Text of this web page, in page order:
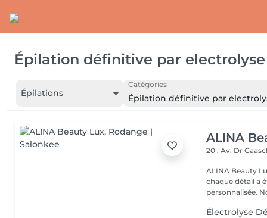
Épilation définitive par electrolyse
Épilations
Catégories
Épilation définitive par
ALINA
20 , Av. Dr
ALINA Beauty
chaque détail a
Électrolyse